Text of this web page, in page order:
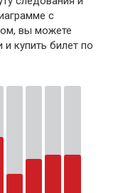
с
вы можете
купить билет по